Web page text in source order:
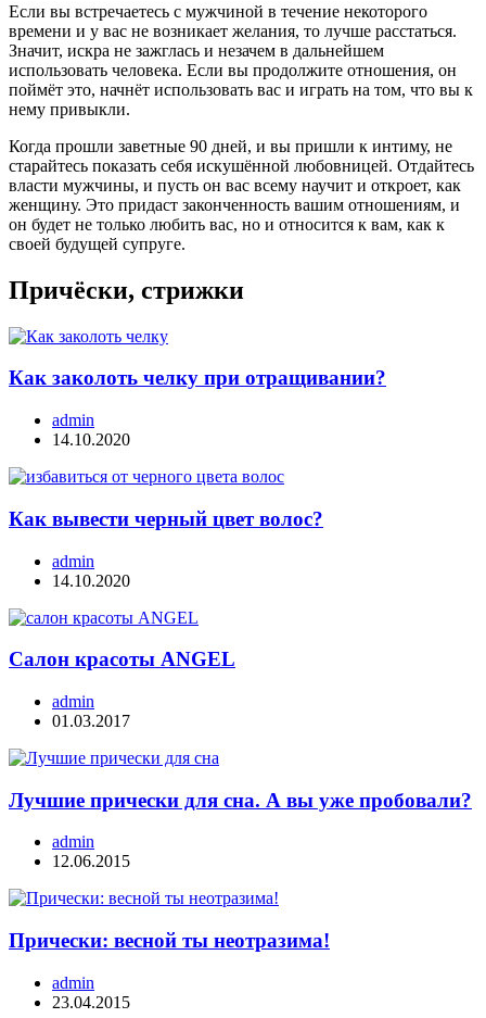
Если вы встречаетесь с мужчиной в течение некоторого
времени и у вас не возникает желания, то лучше расстаться.
Значит, искра не зажглась и незачем в дальнейшем
использовать человека. Если вы продолжите отношения, он
поймёт это, начнёт использовать вас и играть на том, что вы к
нему привыкли.
Когда прошли заветные 90 дней, и вы пришли к интиму, не
старайтесь показать себя искушённой любовницей. Отдайтесь
власти мужчины, и пусть он вас всему научит и откроет, как
женщину. Это придаст законченность вашим отношениям, и
он будет не только любить вас, но и относится к вам, как к
своей будущей супруге.
Причёски, стрижки
Как заколоть челку при отращивании?
admin
14.10.2020
Как вывести черный цвет волос?
admin
14.10.2020
Салон красоты ANGEL
admin
01.03.2017
Лучшие прически для сна. А вы уже пробовали?
admin
12.06.2015
Прически: весной ты неотразима!
admin
23.04.2015